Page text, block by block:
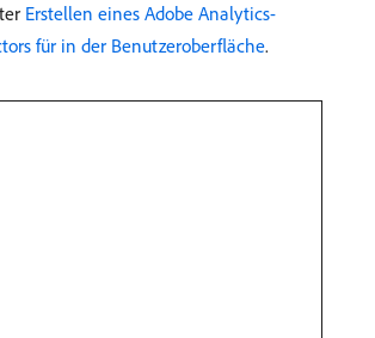
Erstellen eines Adobe Analytics-
für in der Benutzeroberfläche.